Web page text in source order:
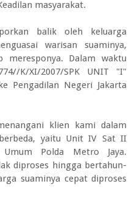
masyarakat.
balik oleh keluarga
warisan suaminya,
meresponya. Dalam waktu
K/XI/2007/SPK UNIT "I"
Pengadilan Negeri Jakarta
klien kami dalam
yaitu Unit IV Sat II
Polda Metro Jaya.
diproses hingga bertahun-
suaminya cepat diproses